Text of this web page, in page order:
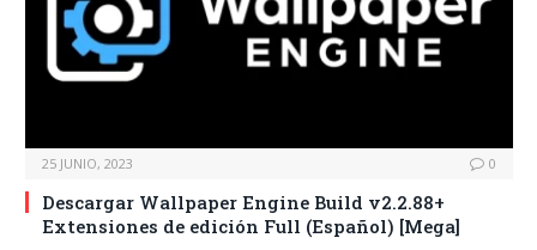
25 JUNIO, 2023 0
Descargar Wallpaper Engine Build v2.2.88+
Extensiones de edición Full (Español) [Mega]